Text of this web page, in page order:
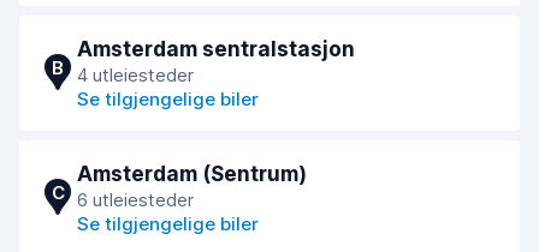
B
Amsterdam sentralstasjon
4 utleiesteder
Se tilgjengelige biler
C
Amsterdam (Sentrum)
6 utleiesteder
Se tilgjengelige biler